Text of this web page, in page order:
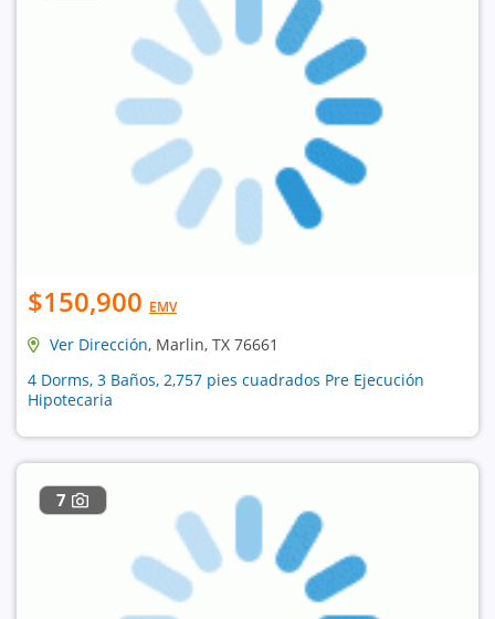
$150,900 EMV
Ver Dirección, Marlin, TX 76661
4 Dorms, 3 Baños, 2,757 pies cuadrados Pre Ejecución
Hipotecaria
7